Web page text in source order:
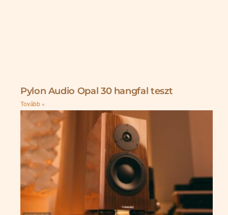
Pylon Audio Opal 30 hangfal teszt
Tovább »